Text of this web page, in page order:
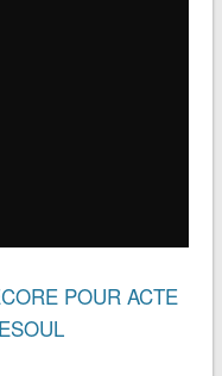
POUR ACTE